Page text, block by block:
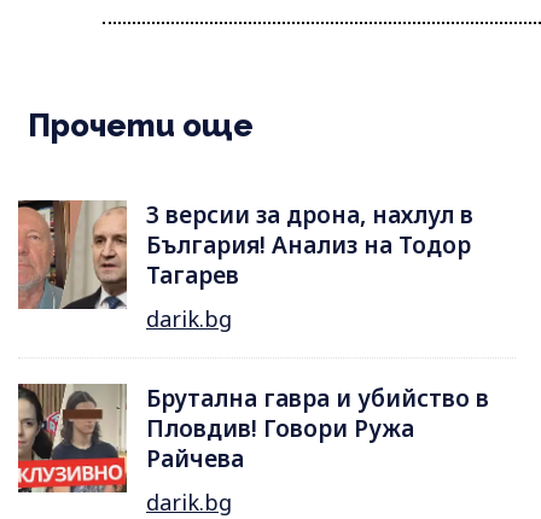
Прочети още
3 версии за дрона, нахлул в
България! Анализ на Тодор
Тагарев
darik.bg
Брутална гавра и убийство в
Пловдив! Говори Ружа
Райчева
darik.bg